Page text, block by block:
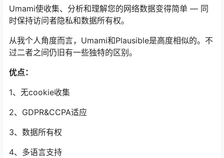
Umami使收集、分析和理解您的网络数据变得简单 — 同
时保持访问者隐私和数据所有权。
从我个人角度而言，Umami和Plausible是高度相似的。不
过二者之间仍旧有一些独特的区别。
优点：
1、无cookie收集
2、GDPR&CCPA适应
3、数据所有权
4、多语言支持